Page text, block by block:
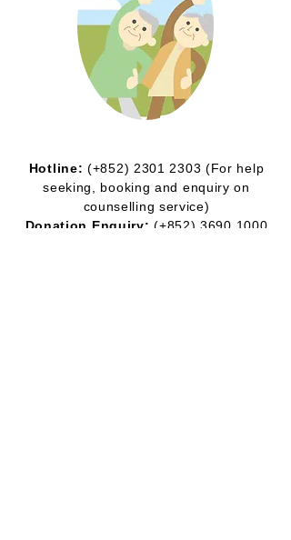
Hotline: (+852) 2301 2303 (For help
seeking, booking and enquiry on
counselling service)
Donation Enquiry: (+852)3690 1000